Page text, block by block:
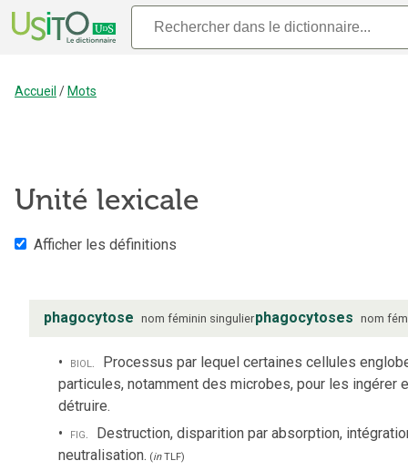
Accueil / Mots
Unité lexicale
Afficher les définitions
phagocytose nom féminin singulierphagocytoses nom
biol. Processus par lequel certaines cellules
particules, notamment des microbes, pour les ingérer
détruire.
fig. Destruction, disparition par absorption,
neutralisation. (inTLF)